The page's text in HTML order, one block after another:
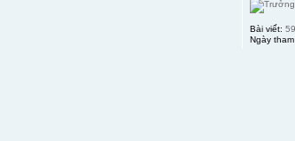
Bài viết:
Ngày